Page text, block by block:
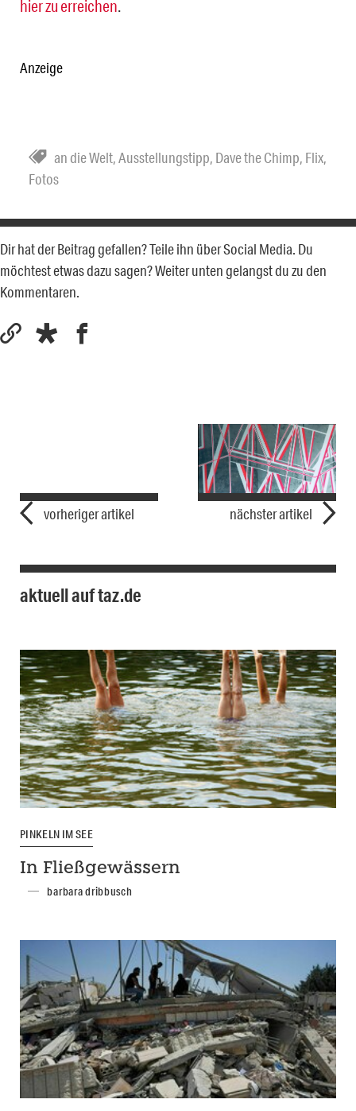
hier zu erreichen.
Anzeige
an die Welt,Ausstellungstipp, Dave the Chimp, Flix,
Fotos
Dir hat der Beitrag gefallen? Teile ihn über Social Media. Du
möchtest etwas dazu sagen? Weiter unten gelangst du zu den
Kommentaren.
vorheriger artikel nächster artikel
aktuell auf taz.de
PINKELN IM SEE
In Fließgewässern
barbara dribbusch